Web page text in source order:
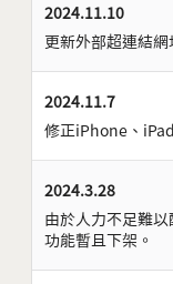
2024.11.10
更新外部超連結網
2024.11.7
修正iPhone、
2024.3.28
由於人力不足難
功能暫且下架。